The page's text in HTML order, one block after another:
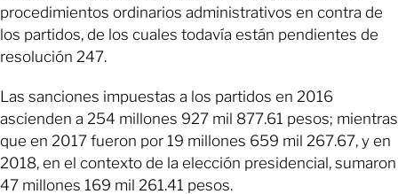
procedimientos ordinarios administrativos en contra de
los partidos, de los cuales todavía están pendientes de
resolución 247.
Las sanciones impuestas a los partidos en 2016
ascienden a 254 millones 927 mil 877.61 pesos; mientras
que en 2017 fueron por 19 millones 659 mil 267.67, y en
2018, en el contexto de la elección presidencial, sumaron
47 millones 169 mil 261.41 pesos.